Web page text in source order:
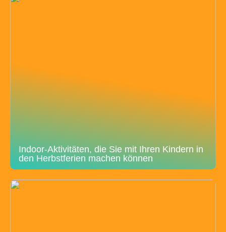
Indoor-Aktivitäten, die Sie mit Ihren Kindern in
den Herbstferien machen können